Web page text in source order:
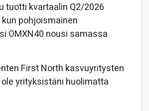
tuotti kvartaalin Q2/2026
kun pohjoismainen
OMXN40 nousi samassa
First North kasvuyritysten
yrityksistäni huolimatta